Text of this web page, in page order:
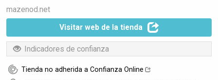
mazenod.net
Visitar web de la tienda
Indicadores de confianza
Tienda no adherida a Confianza Online